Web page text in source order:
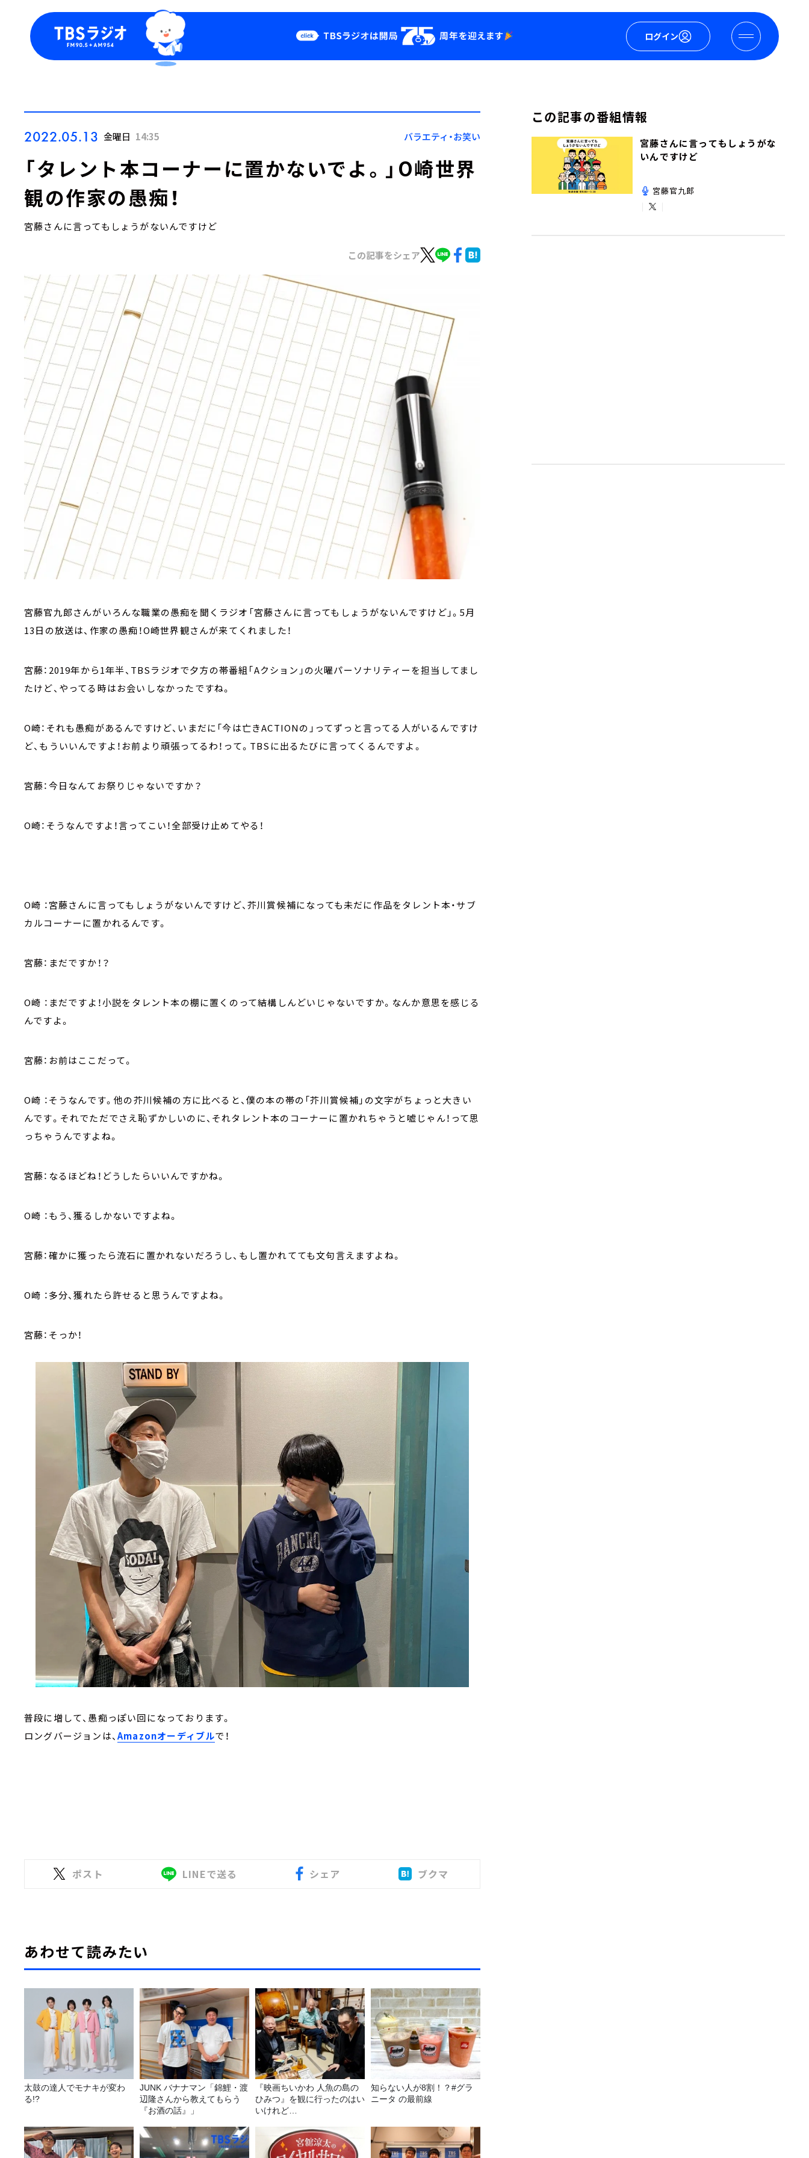
ログイン
Podcast
YouTube
会社情報
2022.05.13 金曜日 14:35 バラエティ・お笑い
「タレント本コーナーに置かないでよ。」O崎世界
観の作家の愚痴！
宮藤さんに言ってもしょうがないんですけど
この記事をシェア
宮藤官九郎さんがいろんな職業の愚痴を聞くラジオ「宮藤さんに言ってもしょうがないんですけど」。5月
13日の放送は、作家の愚痴！O崎世界観さんが来てくれました！
宮藤：2019年から1年半、TBSラジオで夕方の帯番組「Aクション」の火曜パーソナリティーを担当してまし
たけど、やってる時はお会いしなかったですね。
O崎：それも愚痴があるんですけど、いまだに「今は亡きACTIONの」ってずっと言ってる人がいるんですけ
ど、もういいんですよ！お前より頑張ってるわ！って。TBSに出るたびに言ってくるんですよ。
宮藤：今日なんてお祭りじゃないですか？
O崎：そうなんですよ！言ってこい！全部受け止めてやる！
O崎 ：宮藤さんに言ってもしょうがないんですけど、芥川賞候補になっても未だに作品をタレント本・サブ
カルコーナーに置かれるんです。
宮藤：まだですか！？
O崎 ：まだですよ！小説をタレント本の棚に置くのって結構しんどいじゃないですか。なんか意思を感じる
んですよ。
宮藤：お前はここだって。
O崎 ：そうなんです。他の芥川候補の方に比べると、僕の本の帯の「芥川賞候補」の文字がちょっと大きい
んです。それでただでさえ恥ずかしいのに、それタレント本のコーナーに置かれちゃうと嘘じゃん！って思
っちゃうんですよね。
宮藤：なるほどね！どうしたらいいんですかね。
O崎 ：もう、獲るしかないですよね。
宮藤：確かに獲ったら流石に置かれないだろうし、もし置かれてても文句言えますよね。
O崎 ：多分、獲れたら許せると思うんですよね。
宮藤：そっか！
普段に増して、愚痴っぽい回になっております。
ロングバージョンは、 Amazonオーディブルで！
ポスト LINEで送る シェア ブクマ
あわせて読みたい
太鼓の達人でモナキが変わ
る!?
JUNK バナナマン「錦鯉・渡
辺隆さんから教えてもらう
『お酒の話』」
『映画ちいかわ 人魚の島の
ひみつ』を観に行ったのはい
いけれど…
知らない人が8割！？#グラ
ニータ の最前線
この記事の番組情報
宮藤さんに言ってもしょうがな
いんですけど
宮藤官九郎